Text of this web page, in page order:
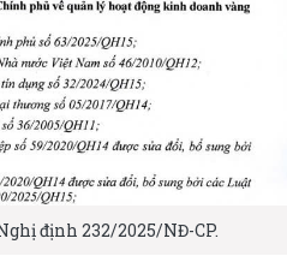
định 232/2025/NĐ-CP.